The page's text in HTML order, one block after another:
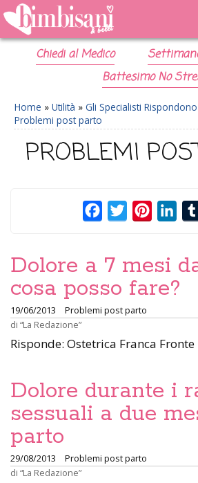
Chiedi al Medico
Battesimo No
Home » Utilità » Gli Specialisti Rispondono
Problemi post parto
PROBLEMI
FacebookTwitterPinterest
Dolore a 7 mesi
cosa posso fare?
19/06/2013
Problemi post parto
di “La Redazione”
Risponde: Ostetrica Franca Fronte
Dolore durante i
sessuali a due
parto
29/08/2013
Problemi post parto
di “La Redazione”